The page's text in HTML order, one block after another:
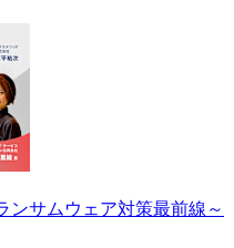
ンサムウェア対策最前線～